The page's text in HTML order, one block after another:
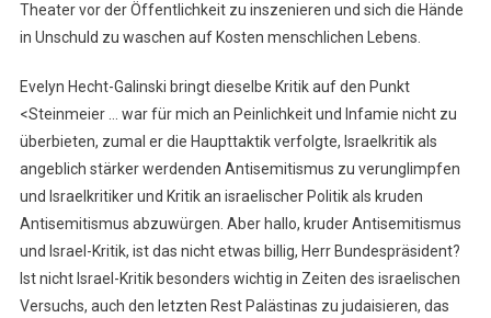
Theater vor der Öffentlichkeit zu inszenieren und sich die Hände
in Unschuld zu waschen auf Kosten menschlichen Lebens.
Evelyn Hecht-Galinski bringt dieselbe Kritik auf den Punkt
<Steinmeier … war für mich an Peinlichkeit und Infamie nicht zu
überbieten, zumal er die Haupttaktik verfolgte, Israelkritik als
angeblich stärker werdenden Antisemitismus zu verunglimpfen
und Israelkritiker und Kritik an israelischer Politik als kruden
Antisemitismus abzuwürgen. Aber hallo, kruder Antisemitismus
und Israel-Kritik, ist das nicht etwas billig, Herr Bundespräsident?
Ist nicht Israel-Kritik besonders wichtig in Zeiten des israelischen
Versuchs, auch den letzten Rest Palästinas zu judaisieren, das